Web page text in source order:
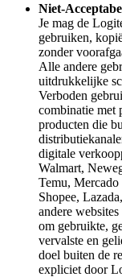
Niet-
Je mag de
gebruiken,
zonder
Alle andere
uitdrukkelijke
Verboden
combinatie met
producten die
digitale
Walmart,
Temu,
Shopee,
andere
om gebruikte,
vervalste en
doel buiten de
expliciet door